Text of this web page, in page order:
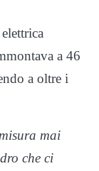
a 46
a oltre i
mai
che ci